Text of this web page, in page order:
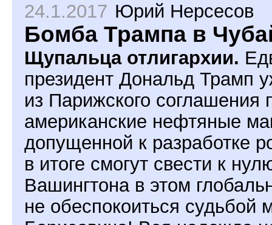
24.1.2017 Юрий Нерсесов
Бомба Трампа в
Щупальца отлигархии.
президент Дональд Трамп
из Парижского соглашения
американские нефтяные
допущенной к разработке
в итоге смогут свести к
Вашингтона в этом
не обеспокоиться судьбой